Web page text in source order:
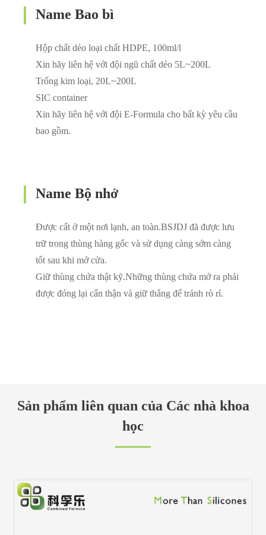
Name Bao bì
Hộp chất dẻo loại chất HDPE, 100ml/l
Xin hãy liên hệ với đội ngũ chất dẻo 5L~200L
Trống kim loại, 20L~200L
SIC container
Xin hãy liên hệ với đội E-Formula cho bất kỳ yêu cầu
bao gồm.
Name Bộ nhớ
Được cất ở một nơi lạnh, an toàn.BSJDJ đã được lưu
trữ trong thùng hàng gốc và sử dụng càng sớm càng
tốt sau khi mở cửa.
Giữ thùng chứa thật kỹ.Những thùng chứa mở ra phải
được đóng lại cẩn thận và giữ thẳng để tránh rò rỉ.
Sản phẩm liên quan của Các nhà khoa
học